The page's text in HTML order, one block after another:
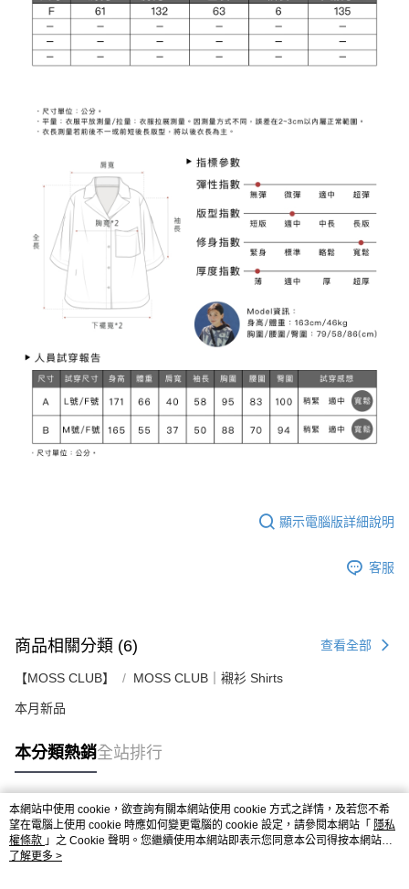
顯示電腦版詳細說明
客服
商品相關分類 (6) 查看全部
【MOSS CLUB】 MOSS CLUB｜襯衫 Shirts
本月新品
本分類熱銷全站排行
熱門標籤
本網站中使用 cookie，欲查詢有關本網站使用 cookie 方式之詳情，及若您不希
望在電腦上使用 cookie 時應如何變更電腦的 cookie 設定，請參閱本網站「 隱私
權條款 」之 Cookie 聲明。您繼續使用本網站即表示您同意本公司得按本網站使
用條款之 Cookie 聲明使用 cookie。
了解更多 >